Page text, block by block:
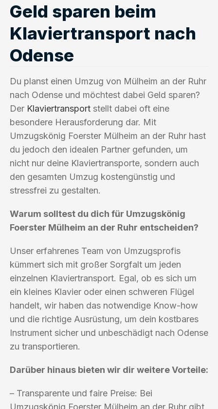
Geld sparen beim
Klaviertransport nach
Odense
Du planst einen Umzug von Mülheim an der Ruhr
nach Odense und möchtest dabei Geld sparen?
Der Klaviertransport stellt dabei oft eine
besondere Herausforderung dar. Mit
Umzugskönig Foerster Mülheim an der Ruhr hast
du jedoch den idealen Partner gefunden, um
nicht nur deine Klaviertransporte, sondern auch
den gesamten Umzug kostengünstig und
stressfrei zu gestalten.
Warum solltest du dich für Umzugskönig
Foerster Mülheim an der Ruhr entscheiden?
Unser erfahrenes Team von Umzugsprofis
kümmert sich mit großer Sorgfalt um jeden
einzelnen Klaviertransport. Egal, ob es sich um
ein kleines Klavier oder einen schweren Flügel
handelt, wir haben das notwendige Know-how
und die richtige Ausrüstung, um dein kostbares
Instrument sicher und unbeschädigt nach Odense
zu transportieren.
Darüber hinaus bieten wir dir weitere Vorteile:
– Transparente und faire Preise: Bei
Umzugskönig Foerster Mülheim an der Ruhr gibt